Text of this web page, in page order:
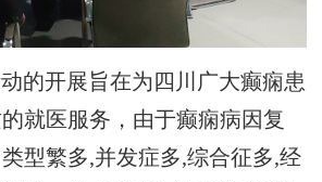
的开展旨在为四川广大癫痫患
就医服务，由于癫痫病因复
型繁多,并发症多,综合征多,经